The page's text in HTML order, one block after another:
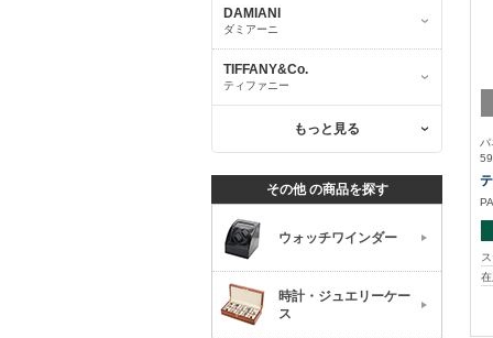
パ
DAMIANI
ダミアーニ
TIFFANY&Co.
ティファニー
もっと見る
その他 の商品を探す
ウォッチワインダー
時計・ジュエリーケー
ス